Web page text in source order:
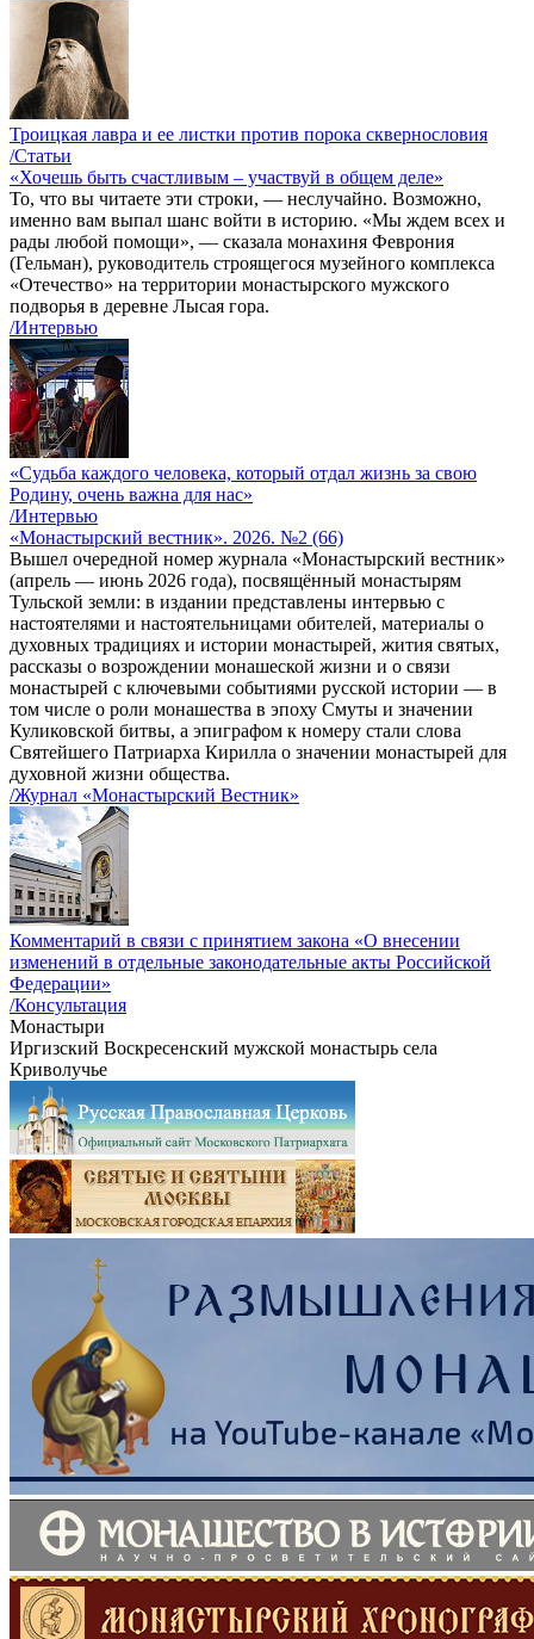
Троицкая лавра и ее листки против порока сквернословия
/Статьи
«Хочешь быть счастливым – участвуй в общем деле»
То, что вы читаете эти строки, — неслучайно. Возможно,
именно вам выпал шанс войти в историю. «Мы ждем всех и
рады любой помощи», — сказала монахиня Феврония
(Гельман), руководитель строящегося музейного комплекса
«Отечество» на территории монастырского мужского
подворья в деревне Лысая гора.
/Интервью
«Судьба каждого человека, который отдал жизнь за свою
Родину, очень важна для нас»
/Интервью
«Монастырский вестник». 2026. №2 (66)
Вышел очередной номер журнала «Монастырский вестник»
(апрель — июнь 2026 года), посвящённый монастырям
Тульской земли: в издании представлены интервью с
настоятелями и настоятельницами обителей, материалы о
духовных традициях и истории монастырей, жития святых,
рассказы о возрождении монашеской жизни и о связи
монастырей с ключевыми событиями русской истории — в
том числе о роли монашества в эпоху Смуты и значении
Куликовской битвы, а эпиграфом к номеру стали слова
Святейшего Патриарха Кирилла о значении монастырей для
духовной жизни общества.
/Журнал «Монастырский Вестник»
Комментарий в связи с принятием закона «О внесении
изменений в отдельные законодательные акты Российской
Федерации»
/Консультация
Монастыри
Иргизский Воскресенский мужской монастырь села
Криволучье